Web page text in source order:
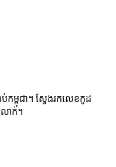
ពុជា។ ស្វែងរកលេខកូដ
ាក់។